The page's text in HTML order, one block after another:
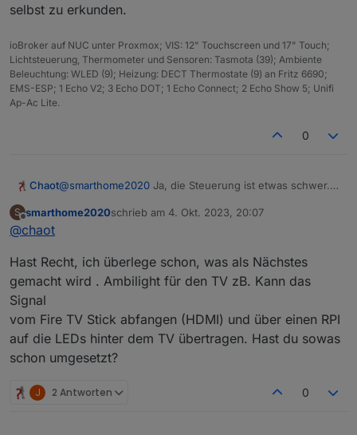
selbst zu erkunden.
ioBroker auf NUC unter Proxmox; VIS: 12" Touchscreen und 17" Touch;
Lichtsteuerung, Thermometer und Sensoren: Tasmota (39); Ambiente
Beleuchtung: WLED (9); Heizung: DECT Thermostate (9) an Fritz 6690;
EMS-ESP; 1 Echo V2; 3 Echo DOT; 1 Echo Connect; 2 Echo Show 5; Unifi
Ap-Ac Lite.
0
Chaot@smarthome2020 Ja, die Steuerung ist etwas schwer.
eingebaut, dass man da tagelang dran spielen kann.
noch ein Ablauf programmieren.....
Na, ich will dir nicht den Spaß verderben das alles selbst
S
Offline
smarthome2020schrieb am 4. Okt. 2023, 20:07
zuletzt editiert von
@chaot
Hast Recht, ich überlege schon, was als Nächstes
gemacht wird . Ambilight für den TV zB. Kann das
Signal
vom Fire TV Stick abfangen (HDMI) und über einen RPI
auf die LEDs hinter dem TV übertragen. Hast du sowas
schon umgesetzt?
J 2 Antworten 0